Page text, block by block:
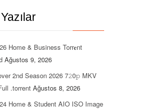
Home & Business Torr𝐞nt
Ağustos 9, 2026
2nd Season 2026 7𝟸0𝚙 MKV
.torrent Ağustos 8, 2026
Home & Student AIO ISO Image